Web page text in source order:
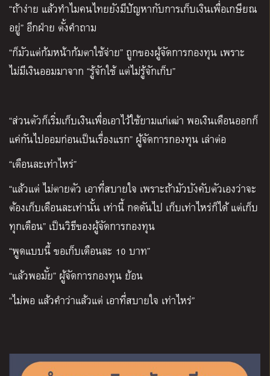
“ถ้าง่าย แล้วทำไมคนไทยยังมีปัญหากับการเก็บเงินเพื่อเกษียณ
อยู่” อีกฝ่าย ตั้งคำถาม
“ก็มัวแต่ก้มหน้าก้มตาใช้จ่าย” ถูกของผู้จัดการกองทุน เพราะ
ไม่มีเงินออมมาจาก “รู้จักใช้ แต่ไม่รู้จักเก็บ”
“ส่วนตัวก็เริ่มเก็บเงินเพื่อเอาไว้ใช้ยามแก่เฒ่า พอเงินเดือนออกก็
แค่กันไปออมก่อนเป็นเรื่องแรก” ผู้จัดการกองทุน เล่าต่อ
“เดือนละเท่าไหร่”
“แล้วแต่ ไม่ตายตัว เอาที่สบายใจ เพราะถ้ามัวบังคับตัวเองว่าจะ
ต้องเก็บเดือนละเท่านั้น เท่านี้ กดดันไป เก็บเท่าไหร่ก็ได้ แต่เก็บ
ทุกเดือน” เป็นวิธีของผู้จัดการกองทุน
“พูดแบบนี้ ขอเก็บเดือนละ 10 บาท”
“แล้วพอมั้ย” ผู้จัดการกองทุน ย้อน
“ไม่พอ แล้วคำว่าแล้วแต่ เอาที่สบายใจ เท่าไหร่”